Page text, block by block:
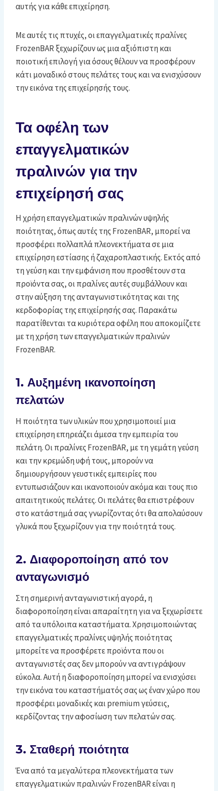
αυτής για κάθε επιχείρηση.
Με αυτές τις πτυχές, οι επαγγελματικές πραλίνες
FrozenBAR ξεχωρίζουν ως μια αξιόπιστη και
ποιοτική επιλογή για όσους θέλουν να προσφέρουν
κάτι μοναδικό στους πελάτες τους και να ενισχύσουν
την εικόνα της επιχείρησής τους.
Τα οφέλη των
επαγγελματικών
πραλινών για την
επιχείρησή σας
Η χρήση επαγγελματικών πραλινών υψηλής
ποιότητας, όπως αυτές της FrozenBAR, μπορεί να
προσφέρει πολλαπλά πλεονεκτήματα σε μια
επιχείρηση εστίασης ή ζαχαροπλαστικής. Εκτός από
τη γεύση και την εμφάνιση που προσθέτουν στα
προϊόντα σας, οι πραλίνες αυτές συμβάλλουν και
στην αύξηση της ανταγωνιστικότητας και της
κερδοφορίας της επιχείρησής σας. Παρακάτω
παρατίθενται τα κυριότερα οφέλη που αποκομίζετε
με τη χρήση των επαγγελματικών πραλινών
FrozenBAR.
1. Αυξημένη ικανοποίηση
πελατών
Η ποιότητα των υλικών που χρησιμοποιεί μια
επιχείρηση επηρεάζει άμεσα την εμπειρία του
πελάτη. Οι πραλίνες FrozenBAR, με τη γεμάτη γεύση
και την κρεμώδη υφή τους, μπορούν να
δημιουργήσουν γευστικές εμπειρίες που
εντυπωσιάζουν και ικανοποιούν ακόμα και τους πιο
απαιτητικούς πελάτες. Οι πελάτες θα επιστρέφουν
στο κατάστημά σας γνωρίζοντας ότι θα απολαύσουν
γλυκά που ξεχωρίζουν για την ποιότητά τους.
2. Διαφοροποίηση από τον
ανταγωνισμό
Στη σημερινή ανταγωνιστική αγορά, η
διαφοροποίηση είναι απαραίτητη για να ξεχωρίσετε
από τα υπόλοιπα καταστήματα. Χρησιμοποιώντας
επαγγελματικές πραλίνες υψηλής ποιότητας
μπορείτε να προσφέρετε προϊόντα που οι
ανταγωνιστές σας δεν μπορούν να αντιγράψουν
εύκολα. Αυτή η διαφοροποίηση μπορεί να ενισχύσει
την εικόνα του καταστήματός σας ως έναν χώρο που
προσφέρει μοναδικές και premium γεύσεις,
κερδίζοντας την αφοσίωση των πελατών σας.
3. Σταθερή ποιότητα
Ένα από τα μεγαλύτερα πλεονεκτήματα των
επαγγελματικών πραλινών FrozenBAR είναι η